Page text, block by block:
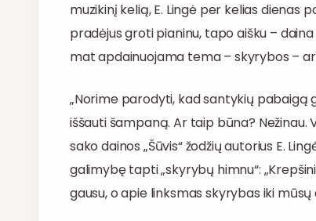
muzikinį kelią, E. Lingė per kelias dienas
pradėjus groti pianinu, tapo aišku –
mat apdainuojama tema – skyrybos –
„Norime parodyti, kad santykių pabaigą
iššauti šampaną. Ar taip būna?
sako dainos „Šūvis“ žodžių autorius E.
galimybę tapti „skyrybų himnu“:
gausu, o apie linksmas skyrybas iki mūsų